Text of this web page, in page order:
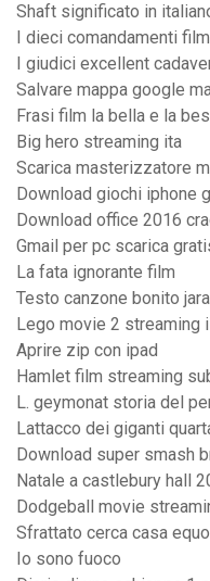
Shaft significato in
I dieci comandamenti
I giudici excellent
Salvare mappa google
Frasi film la bella e la
Big hero streaming ita
Scarica masterizzatore
Download giochi iphone
Download office 2016
Gmail per pc scarica
La fata ignorante film
Testo canzone bonito
Lego movie 2 streaming
Aprire zip con ipad
Hamlet film streaming
L. geymonat storia del
Lattacco dei giganti
Download super smash
Natale a castlebury hall
Dodgeball movie
Sfrattato cerca casa
Io sono fuoco